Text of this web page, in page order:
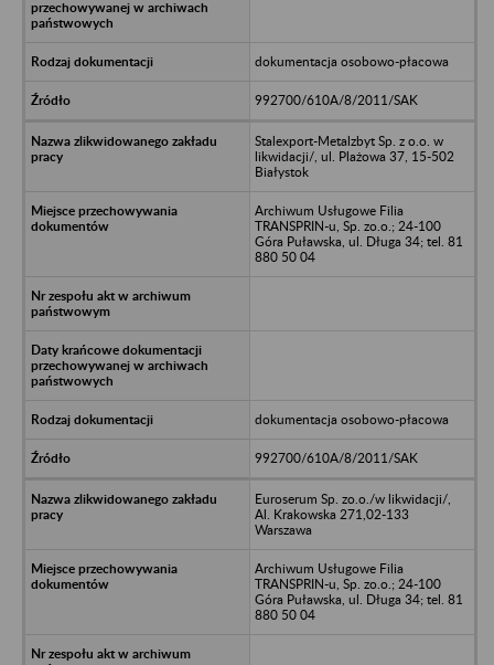
dokumentacja osobowo-płacowa
992700/610A/8/2011/SAK
Stalexport-Metalzbyt Sp. z o.o. w
likwidacji/, ul. Plażowa 37, 15-502
Białystok
Archiwum Usługowe Filia
TRANSPRIN-u, Sp. zo.o.; 24-100
Góra Puławska, ul. Długa 34; tel. 81
880 50 04
dokumentacja osobowo-płacowa
992700/610A/8/2011/SAK
Euroserum Sp. zo.o./w likwidacji/,
Al. Krakowska 271,02-133
Warszawa
Archiwum Usługowe Filia
TRANSPRIN-u, Sp. zo.o.; 24-100
Góra Puławska, ul. Długa 34; tel. 81
880 50 04